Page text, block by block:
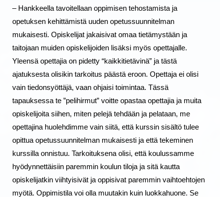
– Hankkeella tavoitellaan oppimisen tehostamista ja
opetuksen kehittämistä uuden opetussuunnitelman
mukaisesti. Opiskelijat jakaisivat omaa tietämystään ja
taitojaan muiden opiskelijoiden lisäksi myös opettajalle.
Yleensä opettajia on pidetty “kaikkitietävinä” ja tästä
ajatuksesta olisikin tarkoitus päästä eroon. Opettaja ei olisi
vain tiedonsyöttäjä, vaan ohjaisi toimintaa. Tässä
tapauksessa te ”pelihirmut” voitte opastaa opettajia ja muita
opiskelijoita siihen, miten pelejä tehdään ja pelataan, me
opettajina huolehdimme vain siitä, että kurssin sisältö tulee
opittua opetussuunnitelman mukaisesti ja että tekeminen
kurssilla onnistuu. Tarkoituksena olisi, että koulussamme
hyödynnettäisiin paremmin koulun tiloja ja sitä kautta
opiskelijatkin viihtyisivät ja oppisivat paremmin vaihtoehtojen
myötä. Oppimistila voi olla muutakin kuin luokkahuone. Se